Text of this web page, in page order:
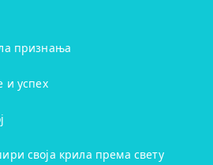
признања
и успех
своја крила према свету